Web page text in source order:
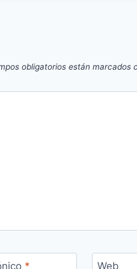
obligatorios están marcados
* Web